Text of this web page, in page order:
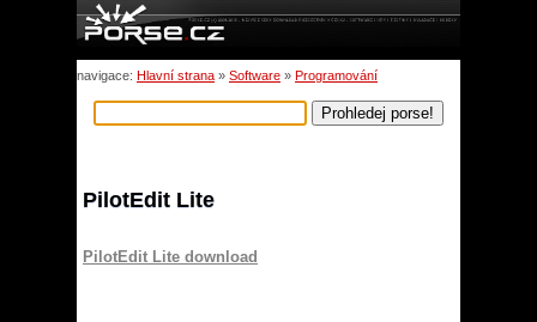
navigace: Hlavní strana » Software » Programování
PilotEdit Lite
PilotEdit Lite download